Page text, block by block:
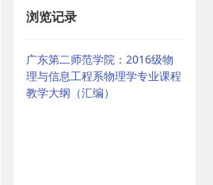
浏览记录
广东第二师范学院：2016级物
理与信息工程系物理学专业课程
教学大纲（汇编）